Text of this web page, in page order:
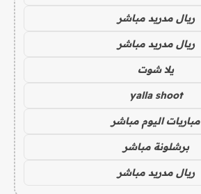
ريال مدريد مباشر
ريال مدريد مباشر
يلا شوت
yalla shoot
مباريات اليوم مباشر
برشلونة مباشر
ريال مدريد مباشر